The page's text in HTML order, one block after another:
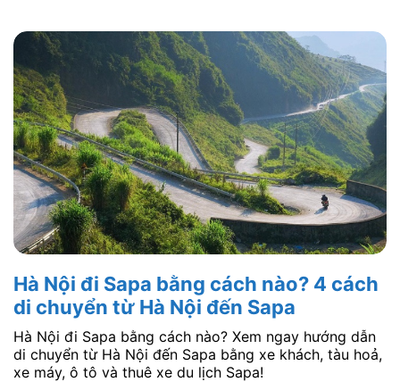
Hà Nội đi Sapa bằng cách nào? 4 cách
di chuyển từ Hà Nội đến Sapa
Hà Nội đi Sapa bằng cách nào? Xem ngay hướng dẫn
di chuyển từ Hà Nội đến Sapa bằng xe khách, tàu hoả,
xe máy, ô tô và thuê xe du lịch Sapa!